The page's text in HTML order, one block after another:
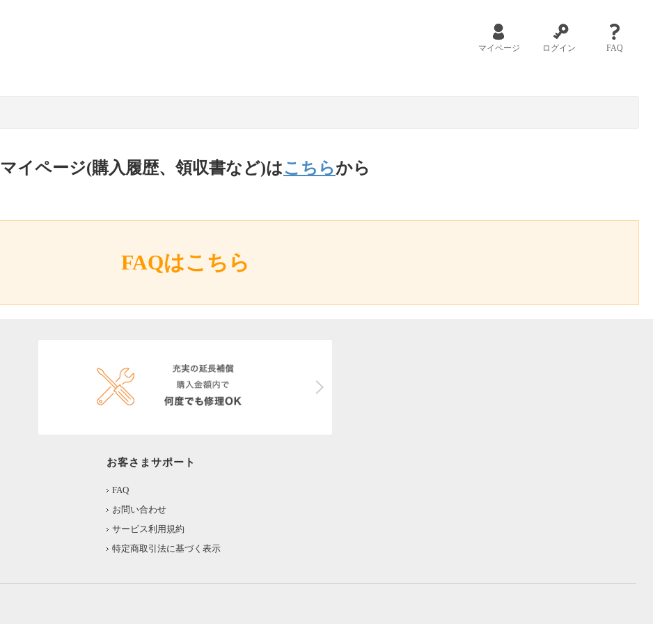
マイページ ログイン FAQ
マイページ(購入履歴、領収書など)はこちらから
FAQはこちら
お客さまサポート
FAQ
お問い合わせ
サービス利用規約
特定商取引法に基づく表示